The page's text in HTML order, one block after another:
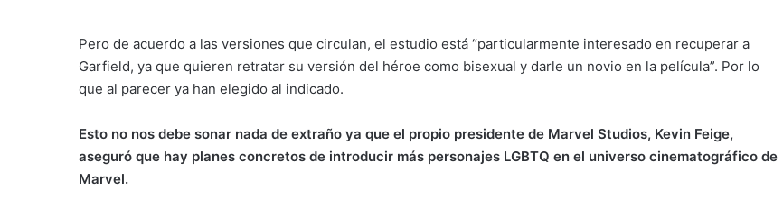
Pero de acuerdo a las versiones que circulan, el estudio está “particularmente interesado en recuperar a
Garfield, ya que quieren retratar su versión del héroe como bisexual y darle un novio en la película”. Por lo
que al parecer ya han elegido al indicado.
Esto no nos debe sonar nada de extraño ya que el propio presidente de Marvel Studios, Kevin Feige,
aseguró que hay planes concretos de introducir más personajes LGBTQ en el universo cinematográfico de
Marvel.